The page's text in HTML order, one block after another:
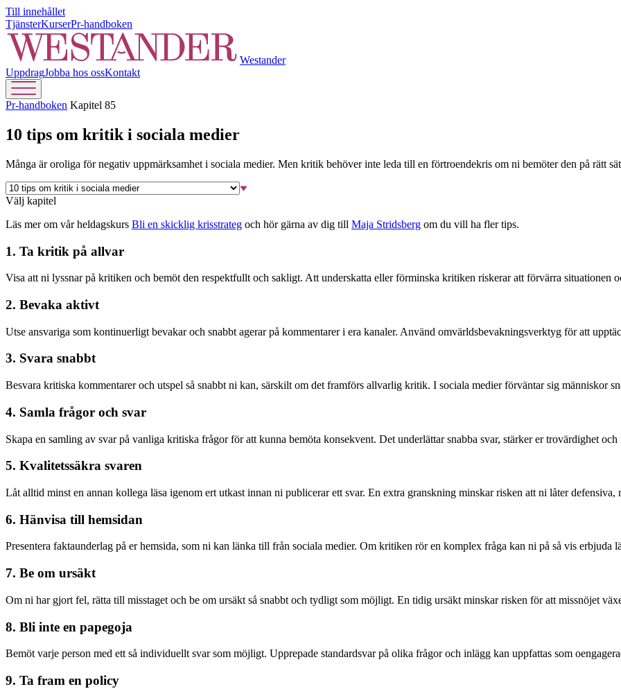
Till innehållet
TjänsterKurserPr-handboken
Westander
UppdragJobba hos ossKontakt
Pr-handboken Kapitel 85
10 tips om kritik i sociala medier
Många är oroliga för negativ uppmärksamhet i sociala medier. Men kritik behöver inte leda till en förtroendekris om ni bemöter den på rätt
Välj kapitel
Läs mer om vår heldagskurs Bli en skicklig krisstrateg och hör gärna av dig till Maja Stridsberg om du vill ha fler tips.
1. Ta kritik på allvar
Visa att ni lyssnar på kritiken och bemöt den respektfullt och sakligt. Att underskatta eller förminska kritiken riskerar att förvärra situationen
2. Bevaka aktivt
Utse ansvariga som kontinuerligt bevakar och snabbt agerar på kommentarer i era kanaler. Använd omvärldsbevakningsverktyg för att
3. Svara snabbt
Besvara kritiska kommentarer och utspel så snabbt ni kan, särskilt om det framförs allvarlig kritik. I sociala medier förväntar sig människor
4. Samla frågor och svar
Skapa en samling av svar på vanliga kritiska frågor för att kunna bemöta konsekvent. Det underlättar snabba svar, stärker er trovärdighet
5. Kvalitetssäkra svaren
Låt alltid minst en annan kollega läsa igenom ert utkast innan ni publicerar ett svar. En extra granskning minskar risken att ni låter
6. Hänvisa till hemsidan
Presentera faktaunderlag på er hemsida, som ni kan länka till från sociala medier. Om kritiken rör en komplex fråga kan ni på så vis
7. Be om ursäkt
Om ni har gjort fel, rätta till misstaget och be om ursäkt så snabbt och tydligt som möjligt. En tidig ursäkt minskar risken för att missnöjet
8. Bli inte en papegoja
Bemöt varje person med ett så individuellt svar som möjligt. Upprepade standardsvar på olika frågor och inlägg kan uppfattas som
9. Ta fram en policy